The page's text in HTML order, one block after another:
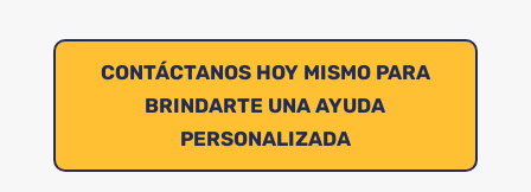
CONTÁCTANOS HOY MISMO PARA
BRINDARTE UNA AYUDA
PERSONALIZADA